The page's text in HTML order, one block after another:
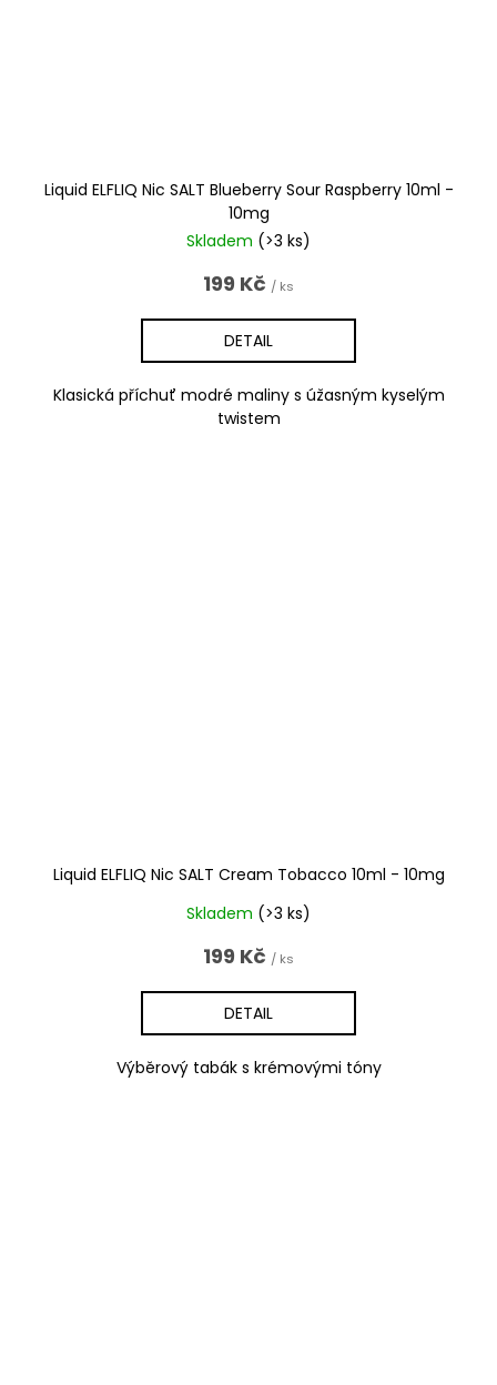
Liquid ELFLIQ Nic SALT Blueberry Sour Raspberry 10ml -
10mg
Skladem (>3 ks)
199 Kč / ks
DETAIL
Klasická příchuť modré maliny s úžasným kyselým
twistem
Liquid ELFLIQ Nic SALT Cream Tobacco 10ml - 10mg
Skladem (>3 ks)
199 Kč / ks
DETAIL
Výběrový tabák s krémovými tóny